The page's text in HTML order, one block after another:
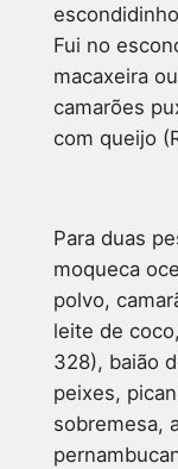
Fui no
macaxeira
camarões
com queijo
Para duas
moqueca
polvo,
leite de
328), baião
peixes,
sobremesa,